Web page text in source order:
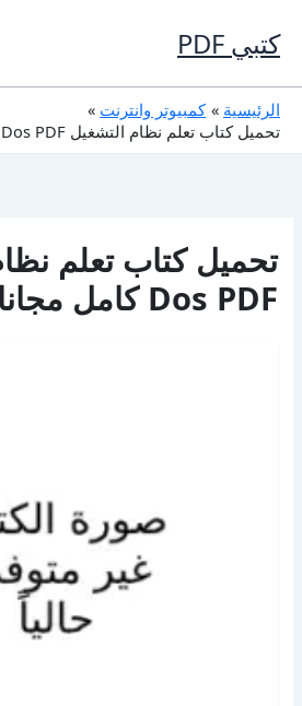
إلى
المحتوى
كتبي PDF
الرئيسية
كمبيوتر وانترنت
تحميل كتاب تعلم نظام التشغيل Dos PDF كامل مجانا
تحميل كتاب تعلم
Dos PDF كامل مجانا